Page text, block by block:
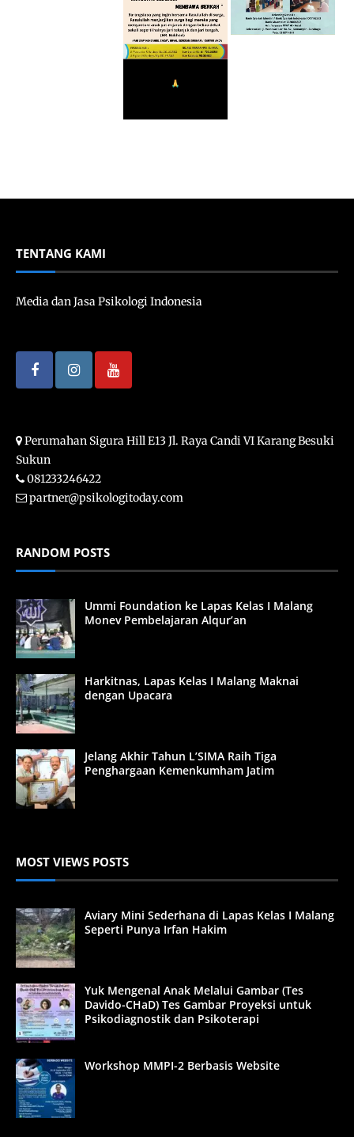
TENTANG KAMI
Media dan Jasa Psikologi Indonesia
Perumahan Sigura Hill E13 Jl. Raya Candi VI Karang Besuki
Sukun
081233246422
partner@psikologitoday.com
RANDOM POSTS
Ummi Foundation ke Lapas Kelas I Malang
Monev Pembelajaran Alqur’an
Harkitnas, Lapas Kelas I Malang Maknai
dengan Upacara
Jelang Akhir Tahun L’SIMA Raih Tiga
Penghargaan Kemenkumham Jatim
MOST VIEWS POSTS
Aviary Mini Sederhana di Lapas Kelas I Malang
Seperti Punya Irfan Hakim
Yuk Mengenal Anak Melalui Gambar (Tes
Davido-CHaD) Tes Gambar Proyeksi untuk
Psikodiagnostik dan Psikoterapi
Workshop MMPI-2 Berbasis Website